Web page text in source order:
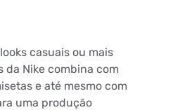
casuais ou mais
da Nike combina com
e até mesmo com
uma produção